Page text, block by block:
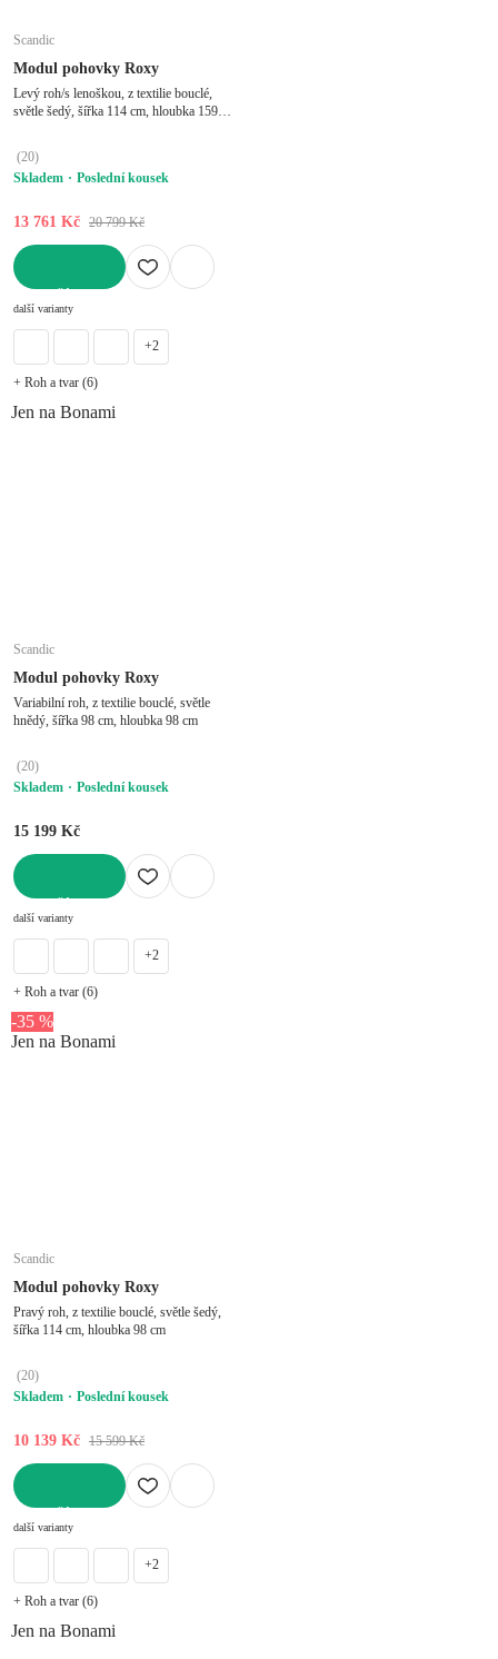
Scandic
Modul pohovky Roxy
Levý roh/s lenoškou, z textilie bouclé,
světle šedý, šířka 114 cm, hloubka 159
(20)
Skladem
Poslední kousek
13 761 Kč 20 799 Kč
další varianty
+2
+ Roh a tvar (6)
Jen na Bonami
Scandic
Modul pohovky Roxy
Variabilní roh, z textilie bouclé, světle
hnědý, šířka 98 cm, hloubka 98 cm
(20)
Skladem
Poslední kousek
15 199 Kč
další varianty
+2
+ Roh a tvar (6)
-35 %
Jen na Bonami
Scandic
Modul pohovky Roxy
Pravý roh, z textilie bouclé, světle šedý,
šířka 114 cm, hloubka 98 cm
(20)
Skladem
Poslední kousek
10 139 Kč 15 599 Kč
další varianty
+2
+ Roh a tvar (6)
Jen na Bonami